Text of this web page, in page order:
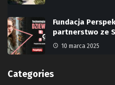
Fundacja
partnerstwo ze
10 marca 2025
Categories